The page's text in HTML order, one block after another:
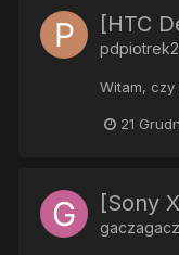
[HTC
pdpiotrek2
Witam,
21
[Sony